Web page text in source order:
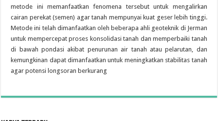
metode ini memanfaatkan fenomena tersebut untuk mengalirkan
cairan perekat (semen) agar tanah mempunyai kuat geser lebih tinggi.
Metode ini telah dimanfaatkan oleh beberapa ahli geoteknik di Jerman
untuk mempercepat proses konsolidasi tanah dan memperbaiki tanah
di bawah pondasi akibat penurunan air tanah atau pelarutan, dan
kemungkinan dapat dimanfaatkan untuk meningkatkan stabilitas tanah
agar potensi longsoran berkurang